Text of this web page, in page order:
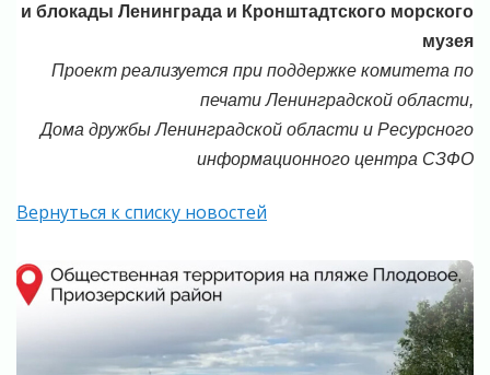
и блокады Ленинграда и Кронштадтского морского
музея
Проект реализуется при поддержке комитета по
печати Ленинградской области,
Дома дружбы Ленинградской области и Ресурсного
информационного центра СЗФО
Вернуться к списку новостей